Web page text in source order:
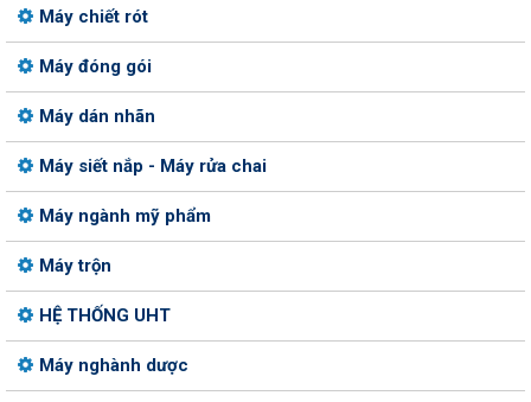
Máy chiết rót
Máy đóng gói
Máy dán nhãn
Máy siết nắp - Máy rửa chai
Máy ngành mỹ phẩm
Máy trộn
HỆ THỐNG UHT
Máy nghành dược